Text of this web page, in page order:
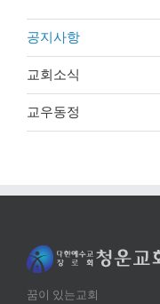
공지사항
교회소식
교우동정
꿈이 있는교회